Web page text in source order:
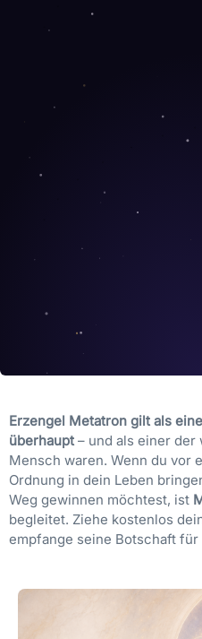
Erzengel Metatron gilt als
überhaupt – und als einer der
Mensch waren. Wenn du vor
Ordnung in dein Leben
Weg gewinnen möchtest, ist
begleitet. Ziehe kostenlos
empfange seine Botschaft